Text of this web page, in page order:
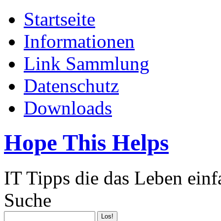
Startseite
Informationen
Link Sammlung
Datenschutz
Downloads
Hope This Helps
IT Tipps die das Leben
Suche